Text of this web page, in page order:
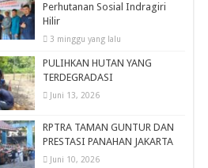
Perhutanan Sosial Indragiri
Hilir
3 minggu yang lalu
PULIHKAN HUTAN YANG
TERDEGRADASI
Juni 13, 2026
RPTRA TAMAN GUNTUR DAN
PRESTASI PANAHAN JAKARTA
Juni 10, 2026